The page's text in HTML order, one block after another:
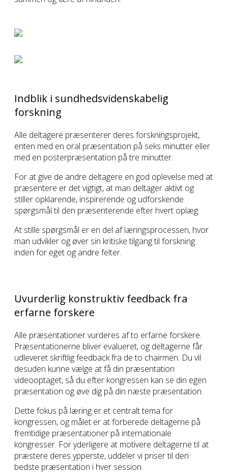
Indblik i sundhedsvidenskabelig
forskning
Alle deltagere præsenterer deres forskningsprojekt,
enten med en oral præsentation på seks minutter eller
med en posterpræsentation på tre minutter.
For at give de andre deltagere en god oplevelse med at
præsentere er det vigtigt, at man deltager aktivt og
stiller opklarende, inspirerende og udforskende
spørgsmål til den præsenterende efter hvert oplæg.
At stille spørgsmål er en del af læringsprocessen, hvor
man udvikler og øver sin kritiske tilgang til forskning
inden for eget og andre felter.
Uvurderlig konstruktiv feedback fra
erfarne forskere
Alle præsentationer vurderes af to erfarne forskere.
Præsentationerne bliver evalueret, og deltagerne får
udleveret skriftlig feedback fra de to chairmen. Du vil
desuden kunne vælge at få din præsentation
videooptaget, så du efter kongressen kan se din egen
præsentation og øve dig på din næste præsentation.
Dette fokus på læring er et centralt tema for
kongressen, og målet er at forberede deltagerne på
fremtidige præsentationer på internationale
kongresser. For yderligere at motivere deltagerne til at
præstere deres ypperste, uddeler vi priser til den
bedste præsentation i hver session.